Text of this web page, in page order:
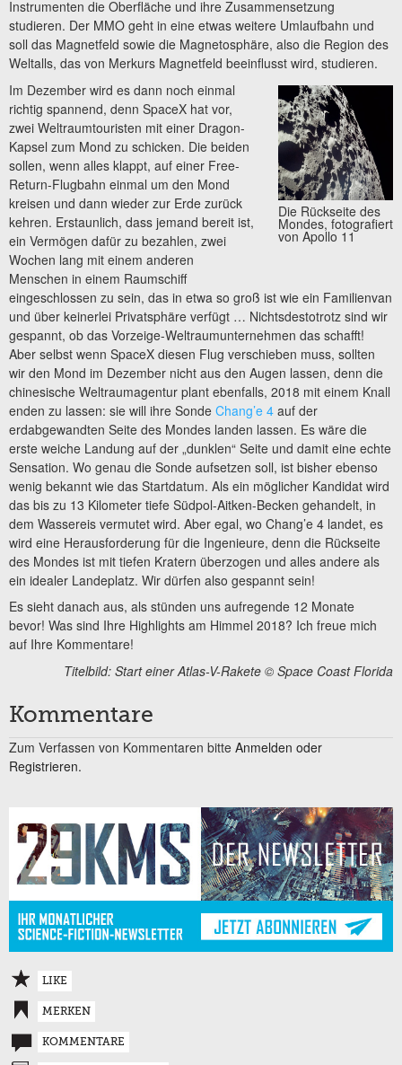
Instrumenten die Oberfläche und ihre Zusammensetzung
studieren. Der MMO geht in eine etwas weitere Umlaufbahn und
soll das Magnetfeld sowie die Magnetosphäre, also die Region des
Weltalls, das von Merkurs Magnetfeld beeinflusst wird, studieren.
Die Rückseite des
Mondes, fotografiert
von Apollo 11
Im Dezember wird es dann noch einmal
richtig spannend, denn SpaceX hat vor,
zwei Weltraumtouristen mit einer Dragon-
Kapsel zum Mond zu schicken. Die beiden
sollen, wenn alles klappt, auf einer Free-
Return-Flugbahn einmal um den Mond
kreisen und dann wieder zur Erde zurück
kehren. Erstaunlich, dass jemand bereit ist,
ein Vermögen dafür zu bezahlen, zwei
Wochen lang mit einem anderen
Menschen in einem Raumschiff
eingeschlossen zu sein, das in etwa so groß ist wie ein Familienvan
und über keinerlei Privatsphäre verfügt … Nichtsdestotrotz sind wir
gespannt, ob das Vorzeige-Weltraumunternehmen das schafft!
Aber selbst wenn SpaceX diesen Flug verschieben muss, sollten
wir den Mond im Dezember nicht aus den Augen lassen, denn die
chinesische Weltraumagentur plant ebenfalls, 2018 mit einem Knall
enden zu lassen: sie will ihre Sonde Chang’e 4 auf der
erdabgewandten Seite des Mondes landen lassen. Es wäre die
erste weiche Landung auf der „dunklen“ Seite und damit eine echte
Sensation. Wo genau die Sonde aufsetzen soll, ist bisher ebenso
wenig bekannt wie das Startdatum. Als ein möglicher Kandidat wird
das bis zu 13 Kilometer tiefe Südpol-Aitken-Becken gehandelt, in
dem Wassereis vermutet wird. Aber egal, wo Chang’e 4 landet, es
wird eine Herausforderung für die Ingenieure, denn die Rückseite
des Mondes ist mit tiefen Kratern überzogen und alles andere als
ein idealer Landeplatz. Wir dürfen also gespannt sein!
Es sieht danach aus, als stünden uns aufregende 12 Monate
bevor! Was sind Ihre Highlights am Himmel 2018? Ich freue mich
auf Ihre Kommentare!
Titelbild: Start einer Atlas-V-Rakete © Space Coast Florida
Kommentare
Zum Verfassen von Kommentaren bitte Anmelden oder
Registrieren.
LIKE
MERKEN
KOMMENTARE